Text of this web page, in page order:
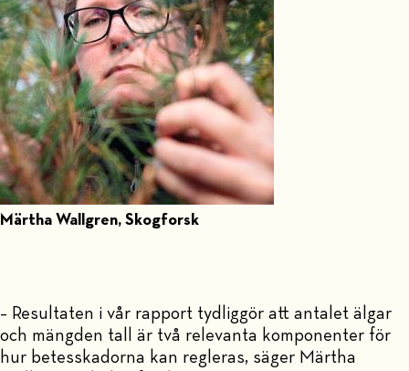
Märtha Wallgren, Skogforsk
– Resultaten i vår rapport tydliggör att antalet älgar
och mängden tall är två relevanta komponenter för
hur betesskadorna kan regleras, säger Märtha